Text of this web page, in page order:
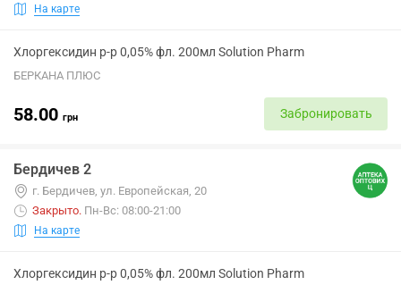
На карте
Хлоргексидин р-р 0,05% фл. 200мл Solution Pharm
БЕРКАНА ПЛЮС
58.00 грн Забронировать
Бердичев 2
г. Бердичев, ул. Европейская, 20
Закрыто. Пн-Вс: 08:00-21:00
На карте
Хлоргексидин р-р 0,05% фл. 200мл Solution Pharm